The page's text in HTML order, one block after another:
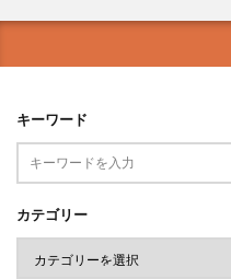
キーワード
カテゴリー